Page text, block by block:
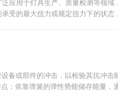
应用于灯具生产、质量检测等领
受的最大扭力或规定扭力下的状态
备或部件的冲击，以检验其抗冲
：依靠弹簧的弹性势能储存能量，